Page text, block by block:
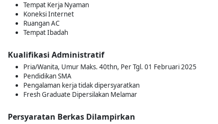
Tempat Kerja Nyaman
Koneksi Internet
Ruangan AC
Tempat Ibadah
Kualifikasi Administratif
Pria/Wanita, Umur Maks. 40thn, Per Tgl. 01 Februari 2025
Pendidikan SMA
Pengalaman kerja tidak dipersyaratkan
Fresh Graduate Dipersilakan Melamar
Persyaratan Berkas Dilampirkan